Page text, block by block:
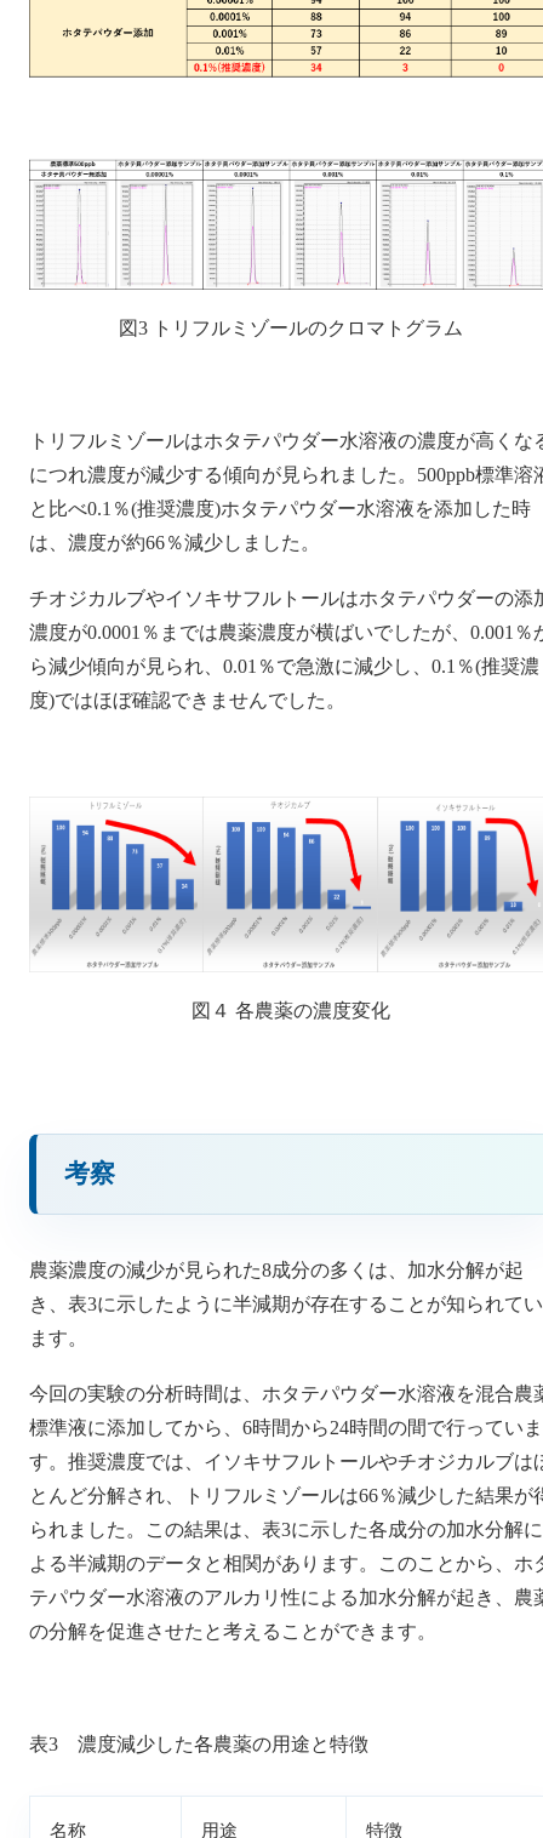
図3 トリフルミゾールのクロマトグラム
トリフルミゾールはホタテパウダー水溶液の濃度が高くな
につれ濃度が減少する傾向が見られました。500ppb標準溶
と比べ0.1％(推奨濃度)ホタテパウダー水溶液を添加した時
は、濃度が約66％減少しました。
チオジカルブやイソキサフルトールはホタテパウダーの添
濃度が0.0001％までは農薬濃度が横ばいでしたが、0.001％
ら減少傾向が見られ、0.01％で急激に減少し、0.1％(推奨濃
度)ではほぼ確認できませんでした。
図４ 各農薬の濃度変化
考察
農薬濃度の減少が見られた8成分の多くは、加水分解が起
き、表3に示したように半減期が存在することが知られてい
ます。
今回の実験の分析時間は、ホタテパウダー水溶液を混合農
標準液に添加してから、6時間から24時間の間で行っていま
す。推奨濃度では、イソキサフルトールやチオジカルブは
とんど分解され、トリフルミゾールは66％減少した結果が
られました。この結果は、表3に示した各成分の加水分解に
よる半減期のデータと相関があります。このことから、ホ
テパウダー水溶液のアルカリ性による加水分解が起き、農
の分解を促進させたと考えることができます。
表3 濃度減少した各農薬の用途と特徴
名称 用途 特徴